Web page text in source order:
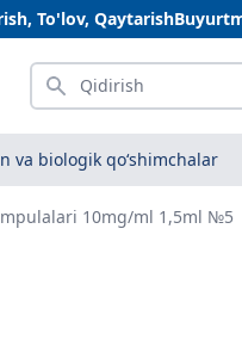
To'lov, Qaytarish
Qidirish
va biologik qo‘shimchalar
10mg/ml 1,5ml №5